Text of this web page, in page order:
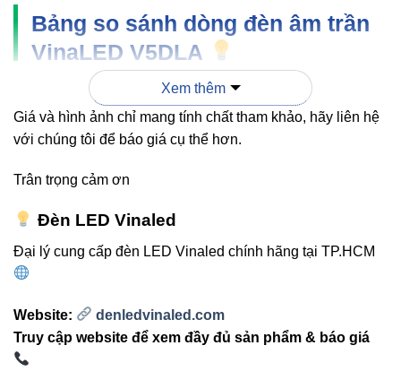
Bảng so sánh dòng đèn âm trần
VinaLED V5DLA
ĐẶC
TÍNH
V5DLA-
6 6W
V5DLA-9 9W
V5DLA-
12 12W
suất
6W
thông
810-945lm
Góc
chiếu
24° / 38° 120°
Xem thêm
Giá và hình ảnh chỉ mang tính chất tham khảo, hãy liên hệ
với chúng tôi để báo giá cụ thể hơn.
Trân trọng cảm ơn
Đèn LED Vinaled
Đại lý cung cấp đèn LED Vinaled chính hãng tại TP.HCM
Website:
denledvinaled.com
Truy cập website để xem đầy đủ sản phẩm & báo giá